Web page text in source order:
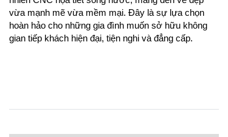
vừa mạnh mẽ vừa mềm mại. Đây là sự lựa chọn
hoàn hảo cho những gia đình muốn sở hữu không
gian tiếp khách hiện đại, tiện nghi và đẳng cấp.